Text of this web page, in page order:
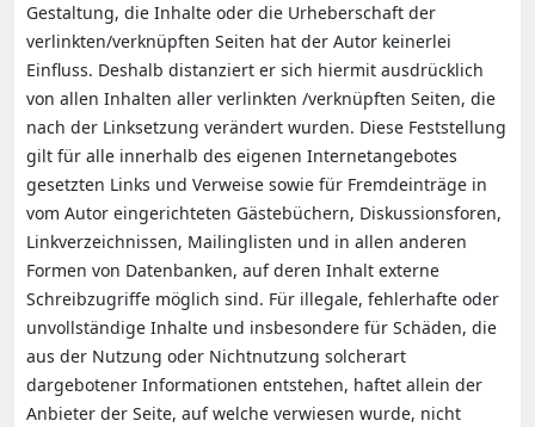
Gestaltung, die Inhalte oder die Urheberschaft der
verlinkten/verknüpften Seiten hat der Autor keinerlei
Einfluss. Deshalb distanziert er sich hiermit ausdrücklich
von allen Inhalten aller verlinkten /verknüpften Seiten, die
nach der Linksetzung verändert wurden. Diese Feststellung
gilt für alle innerhalb des eigenen Internetangebotes
gesetzten Links und Verweise sowie für Fremdeinträge in
vom Autor eingerichteten Gästebüchern, Diskussionsforen,
Linkverzeichnissen, Mailinglisten und in allen anderen
Formen von Datenbanken, auf deren Inhalt externe
Schreibzugriffe möglich sind. Für illegale, fehlerhafte oder
unvollständige Inhalte und insbesondere für Schäden, die
aus der Nutzung oder Nichtnutzung solcherart
dargebotener Informationen entstehen, haftet allein der
Anbieter der Seite, auf welche verwiesen wurde, nicht